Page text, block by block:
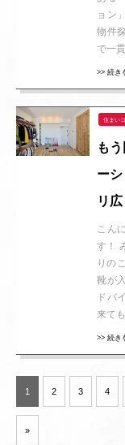
ョン
物件
で一
>> 続き
住まい
も
ー
リ
こん
す！
りの
靴が
ドバ
来て
>> 続き
1 2 3 4
»